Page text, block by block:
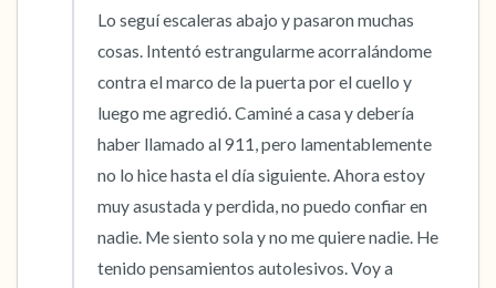
Lo seguí escaleras abajo y pasaron muchas
cosas. Intentó estrangularme acorralándome
contra el marco de la puerta por el cuello y
luego me agredió. Caminé a casa y debería
haber llamado al 911, pero lamentablemente
no lo hice hasta el día siguiente. Ahora estoy
muy asustada y perdida, no puedo confiar en
nadie. Me siento sola y no me quiere nadie. He
tenido pensamientos autolesivos. Voy a